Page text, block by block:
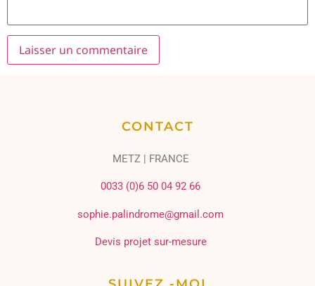
CONTACT
METZ | FRANCE
0033 (0)6 50 04 92 66
sophie.palindrome@gmail.com
Devis projet sur-mesure